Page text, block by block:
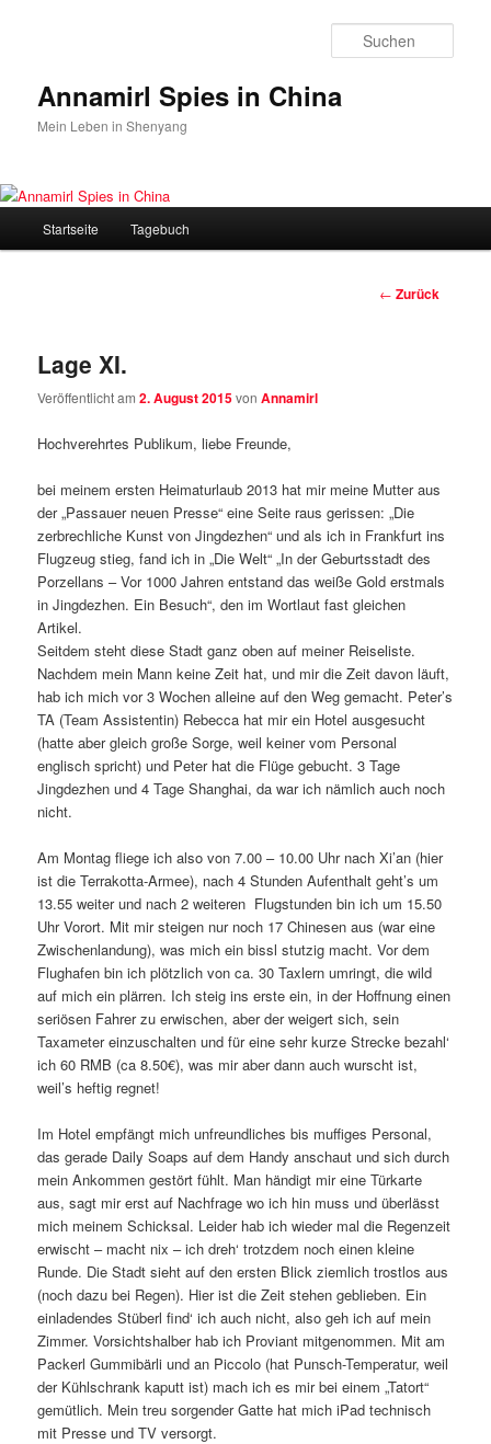
Annamirl Spies in China
Mein Leben in Shenyang
Startseite Tagebuch
Beitrags-
← Zurück
Lage XI.
Veröffentlicht am2. August 2015vonAnnamirl
Hochverehrtes Publikum, liebe Freunde,
bei meinem ersten Heimaturlaub 2013 hat mir meine Mutter aus
der „Passauer neuen Presse“ eine Seite raus gerissen: „Die
zerbrechliche Kunst von Jingdezhen“ und als ich in Frankfurt ins
Flugzeug stieg, fand ich in „Die Welt“ „In der Geburtsstadt des
Porzellans – Vor 1000 Jahren entstand das weiße Gold erstmals
in Jingdezhen. Ein Besuch“, den im Wortlaut fast gleichen
Artikel.
Seitdem steht diese Stadt ganz oben auf meiner Reiseliste.
Nachdem mein Mann keine Zeit hat, und mir die Zeit davon läuft,
hab ich mich vor 3 Wochen alleine auf den Weg gemacht. Peter’s
TA (Team Assistentin) Rebecca hat mir ein Hotel ausgesucht
(hatte aber gleich große Sorge, weil keiner vom Personal
englisch spricht) und Peter hat die Flüge gebucht. 3 Tage
Jingdezhen und 4 Tage Shanghai, da war ich nämlich auch noch
nicht.
Am Montag fliege ich also von 7.00 – 10.00 Uhr nach Xi’an (hier
ist die Terrakotta-Armee), nach 4 Stunden Aufenthalt geht’s um
13.55 weiter und nach 2 weiteren Flugstunden bin ich um 15.50
Uhr Vorort. Mit mir steigen nur noch 17 Chinesen aus (war eine
Zwischenlandung), was mich ein bissl stutzig macht. Vor dem
Flughafen bin ich plötzlich von ca. 30 Taxlern umringt, die wild
auf mich ein plärren. Ich steig ins erste ein, in der Hoffnung einen
seriösen Fahrer zu erwischen, aber der weigert sich, sein
Taxameter einzuschalten und für eine sehr kurze Strecke bezahl‘
ich 60 RMB (ca 8.50€), was mir aber dann auch wurscht ist,
weil’s heftig regnet!
Im Hotel empfängt mich unfreundliches bis muffiges Personal,
das gerade Daily Soaps auf dem Handy anschaut und sich durch
mein Ankommen gestört fühlt. Man händigt mir eine Türkarte
aus, sagt mir erst auf Nachfrage wo ich hin muss und überlässt
mich meinem Schicksal. Leider hab ich wieder mal die Regenzeit
erwischt – macht nix – ich dreh‘ trotzdem noch einen kleine
Runde. Die Stadt sieht auf den ersten Blick ziemlich trostlos aus
(noch dazu bei Regen). Hier ist die Zeit stehen geblieben. Ein
einladendes Stüberl find‘ ich auch nicht, also geh ich auf mein
Zimmer. Vorsichtshalber hab ich Proviant mitgenommen. Mit am
Packerl Gummibärli und an Piccolo (hat Punsch-Temperatur, weil
der Kühlschrank kaputt ist) mach ich es mir bei einem „Tatort“
gemütlich. Mein treu sorgender Gatte hat mich iPad technisch
mit Presse und TV versorgt.